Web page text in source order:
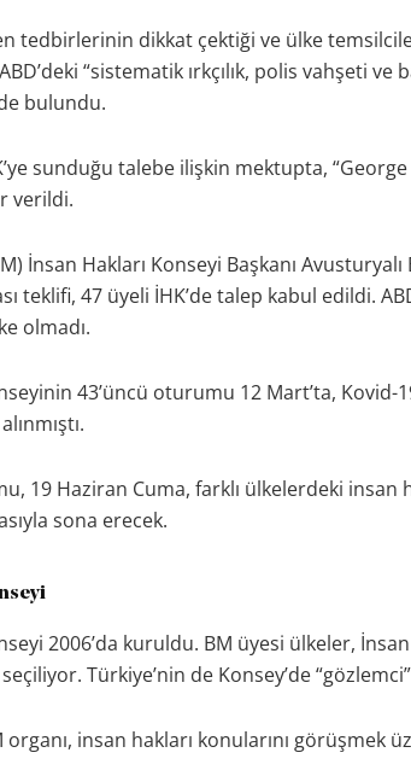
tedbirlerinin dikkat çektiği ve ülke
“sistematik ırkçılık, polis vahşeti
bulundu.
sunduğu talebe ilişkin mektupta,
verildi.
İnsan Hakları Konseyi Başkanı
teklifi, 47 üyeli İHK’de talep kabul edildi.
olmadı.
43’üncü oturumu 12 Mart’ta,
19 Haziran Cuma, farklı ülkelerdeki insan
sona erecek.
2006’da kuruldu. BM üyesi ülkeler,
seçiliyor. Türkiye’nin de Konsey’de
insan hakları konularını görüşmek